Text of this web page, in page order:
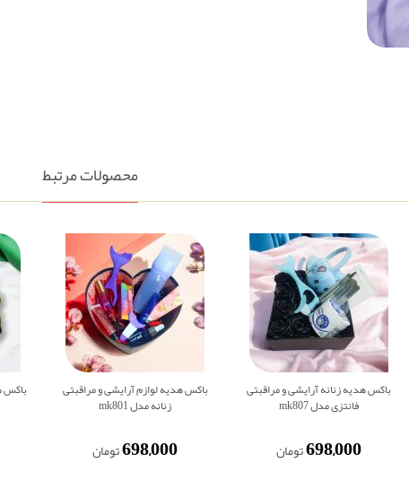
محصولات مرتبط
باکس هدیه زنانه آرایشی و مراقبتی
فانتزی مدل mk807
698,000تومان
باکس هدیه لوازم آرایشی و مراقبتی
زنانه مدل mk801
698,000تومان